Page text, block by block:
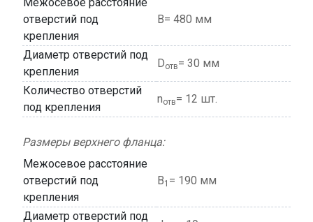
отверстий под
крепления
В= 480 мм
Диаметр отверстий под
крепления
Dотв= 30 мм
Количество отверстий
под крепления
nотв= 12 шт.
Размеры верхнего фланца:
Межосевое расстояние
отверстий под
крепления
В1 = 190 мм
Диаметр отверстий под